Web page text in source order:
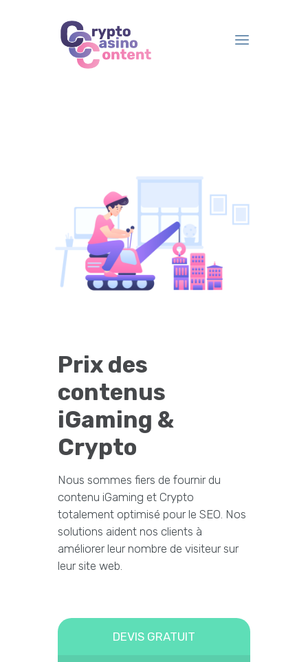
Prix des
contenus
iGaming &
Crypto
Nous sommes fiers de fournir du
contenu iGaming et Crypto
totalement optimisé pour le SEO. Nos
solutions aident nos clients à
améliorer leur nombre de visiteur sur
leur site web.
DEVIS GRATUIT